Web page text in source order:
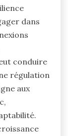
dans
conduire
régulation
aux